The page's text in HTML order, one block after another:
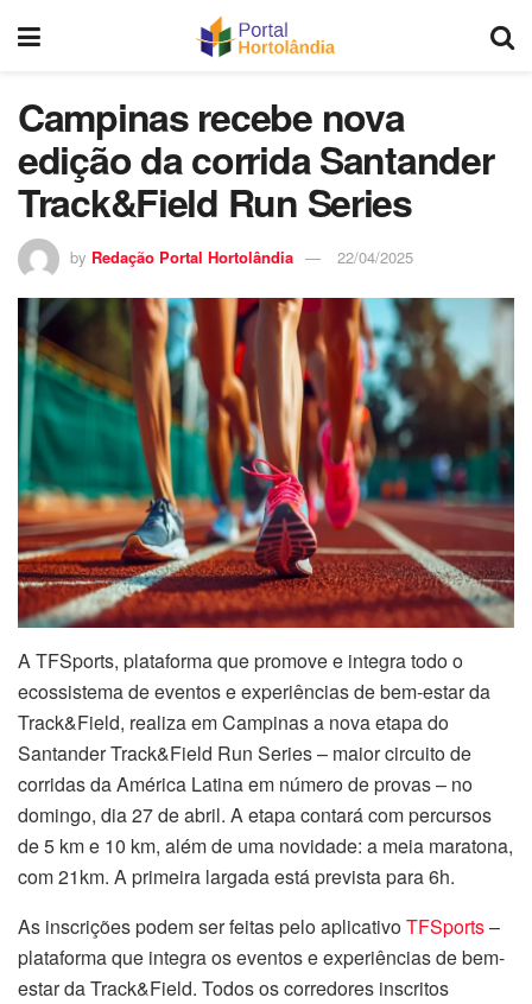
Campinas recebe nova
edição da corrida Santander
Track&Field Run Series
by Redação Portal Hortolândia 22/04/2025
A TFSports, plataforma que promove e integra todo o
ecossistema de eventos e experiências de bem-estar da
Track&Field, realiza em Campinas a nova etapa do
Santander Track&Field Run Series – maior circuito de
corridas da América Latina em número de provas – no
domingo, dia 27 de abril. A etapa contará com percursos
de 5 km e 10 km, além de uma novidade: a meia maratona,
com 21km. A primeira largada está prevista para 6h.
As inscrições podem ser feitas pelo aplicativoTFSports–
plataforma que integra os eventos e experiências de bem-
estar da Track&Field. Todos os corredores inscritos